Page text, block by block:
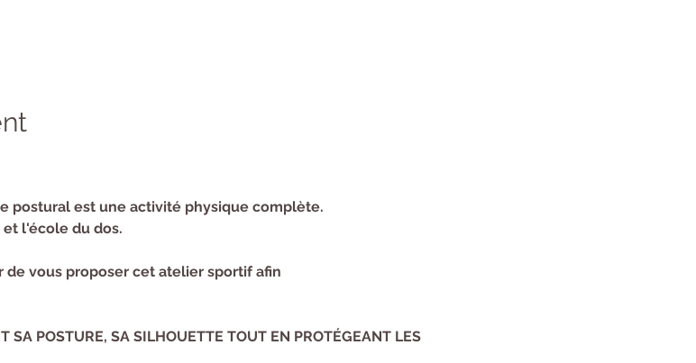
postural est une activité physique complète.
l'école du dos.
vous proposer cet atelier sportif afin
SA POSTURE, SA SILHOUETTE TOUT EN PROTÉGEANT LES